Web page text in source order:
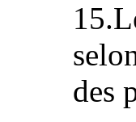
des